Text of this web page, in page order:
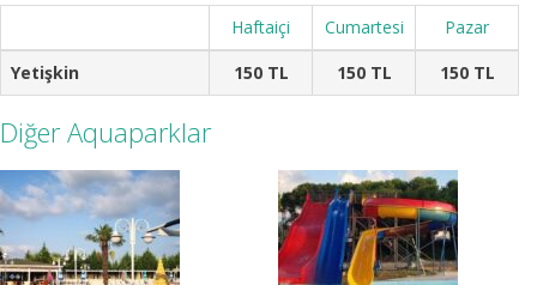
Haftaiçi Cumartesi
Pazar
Yetişkin
150 TL 150 TL 150 TL
Diğer Aquaparklar